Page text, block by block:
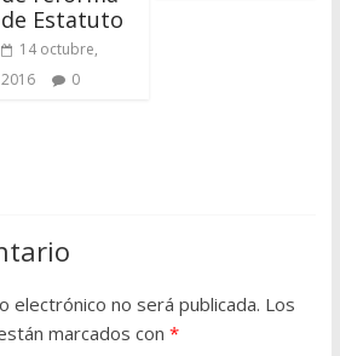
de Estatuto
14 octubre,
2016
0
electrónico no será publicada. Los
marcados con *